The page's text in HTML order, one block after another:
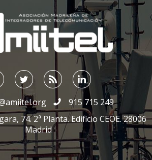
915 715 249
74. 2ª Planta. Edificio CEOE. 28006
Madrid